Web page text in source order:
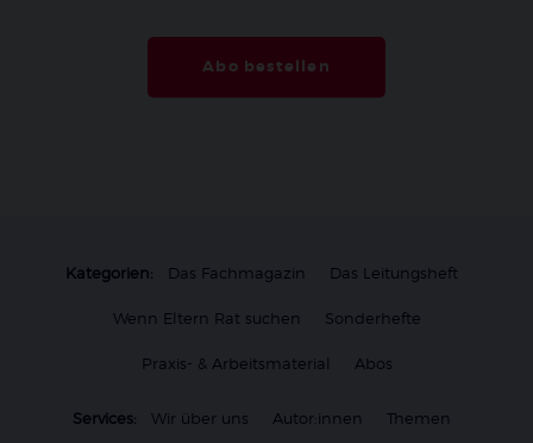
Abo bestellen
Kategorien: Das Fachmagazin Das Leitungsheft
Wenn Eltern Rat suchen Sonderhefte
Praxis- & Arbeitsmaterial Abos
Services: Wir über uns Autor:innen Themen